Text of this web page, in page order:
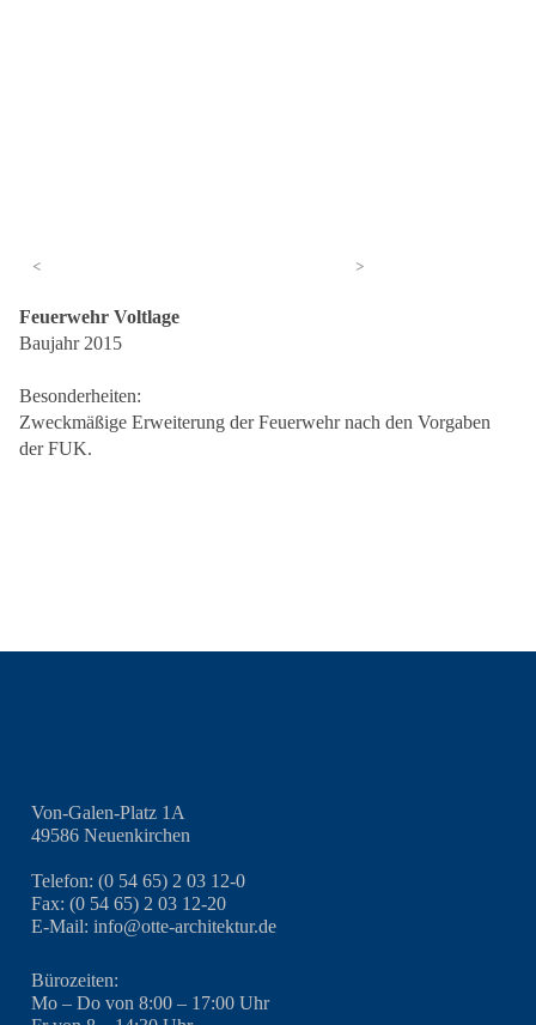
< >
Feuerwehr Voltlage
Baujahr 2015
Besonderheiten:
Zweckmäßige Erweiterung der Feuerwehr nach den Vorgaben
der FUK.
Von-Galen-Platz 1A
49586 Neuenkirchen
Telefon: (0 54 65) 2 03 12-0
Fax: (0 54 65) 2 03 12-20
E-Mail: info@otte-architektur.de
Bürozeiten:
Mo – Do von 8:00 – 17:00 Uhr